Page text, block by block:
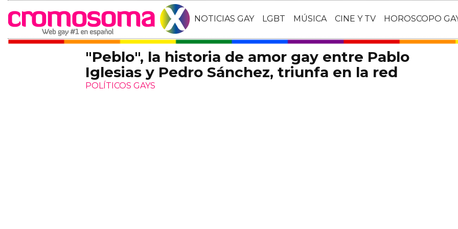
NOTICIAS GAY LGBT MÚSICA CINE Y TV HOROSCOPO
"Peblo", la historia de amor gay entre Pablo
Iglesias y Pedro Sánchez, triunfa en la red
POLÍTICOS GAYS